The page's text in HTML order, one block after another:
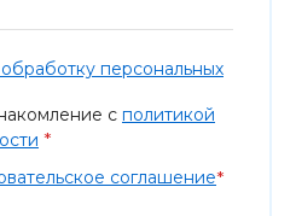
персональных
с политикой
*
соглашение*